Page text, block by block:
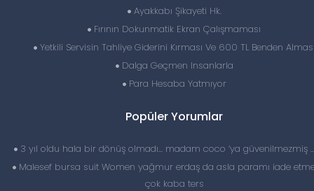
Ayakkabı Şikayeti Hk.
Fırının Dokunmatik Ekran Çalışmaması
Yetkili Servisin Tahliye Giderini Kırması Ve 600 TL Benden
Dalga Geçmen Insanlarla
Para Hesaba Yatmıyor
Popüler Yorumlar
3 yıl oldu hala bir dönüş olmadı… madam coco ‘ya güvenilmezmiş
Malesef bursa suit Women yağmur erdaş da asla paramı iade
çok kaba ters